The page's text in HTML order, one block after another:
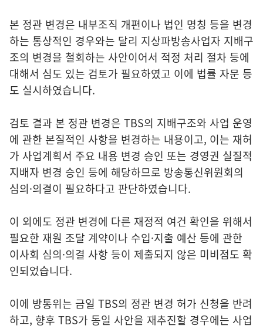
본 정관 변경은 내부조직 개편이나 법인 명칭 등을 변경
하는 통상적인 경우와는 달리 지상파방송사업자 지배구
조의 변경을 철회하는 사안이어서 적정 처리 절차 등에
대해서 심도 있는 검토가 필요하였고 이에 법률 자문 등
도 실시하였습니다.
검토 결과 본 정관 변경은 TBS의 지배구조와 사업 운영
에 관한 본질적인 사항을 변경하는 내용이고, 이는 재허
가 사업계획서 주요 내용 변경 승인 또는 경영권 실질적
지배자 변경 승인 등에 해당하므로 방송통신위원회의
심의·의결이 필요하다고 판단하였습니다.
이 외에도 정관 변경에 다른 재정적 여건 확인을 위해서
필요한 재원 조달 계약이나 수입·지출 예산 등에 관한
이사회 심의·의결 사항 등이 제출되지 않은 미비점도 확
인되었습니다.
이에 방통위는 금일 TBS의 정관 변경 허가 신청을 반려
하고, 향후 TBS가 동일 사안을 재추진할 경우에는 사업